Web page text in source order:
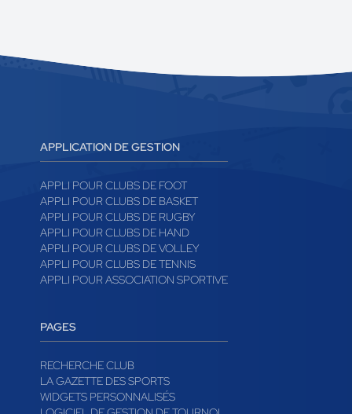
APPLICATION DE GESTION
APPLI POUR CLUBS DE FOOT
APPLI POUR CLUBS DE BASKET
APPLI POUR CLUBS DE RUGBY
APPLI POUR CLUBS DE HAND
APPLI POUR CLUBS DE VOLLEY
APPLI POUR CLUBS DE TENNIS
APPLI POUR ASSOCIATION SPORTIVE
PAGES
RECHERCHE CLUB
LA GAZETTE DES SPORTS
WIDGETS PERSONNALISÉS